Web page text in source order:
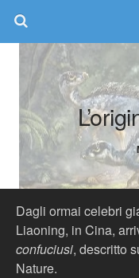
Dagli ormai celebri
Liaoning, in Cina,
confuciusi, descritto
Nature.